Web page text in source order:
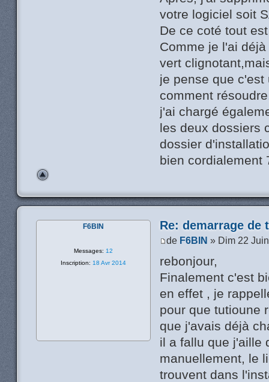
votre logiciel soit
De ce coté tout
Comme je l'ai
vert
je pense que
comment
j'ai chargé
les deux dossiers
dossier
bien cordialement
Re: demarrage de
de F6BIN » Dim 22
rebonjour,
Finalement c'est
en effet , je
pour que tutioune
que j'avais déjà
il a fallu que j'aille
manuellement, le
trouvent dans
F6BIN
Messages: 12
Inscription: 18 Avr 2014